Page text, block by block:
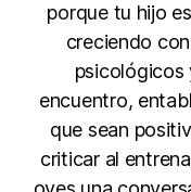
porque tu hijo
creciendo
psicológicos
encuentro,
que sean
criticar al